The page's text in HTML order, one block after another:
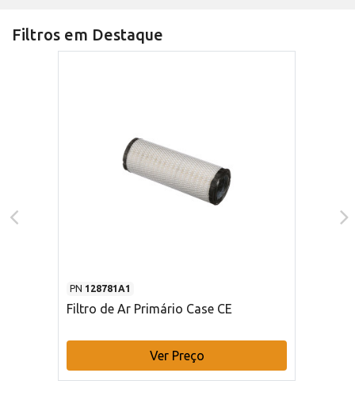
Filtros em Destaque
PN 128781A1
Filtro de Ar Primário Case CE
Ver Preço